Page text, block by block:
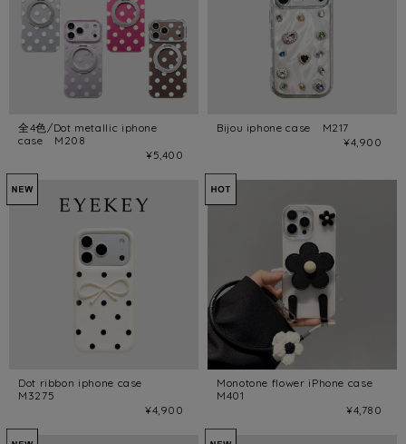
全4色/Dot metallic iphone
case M208
¥5,400
Bijou iphone case M217
¥4,900
Dot ribbon iphone case
M3275
¥4,900
Monotone flower iPhone case
M401
¥4,780